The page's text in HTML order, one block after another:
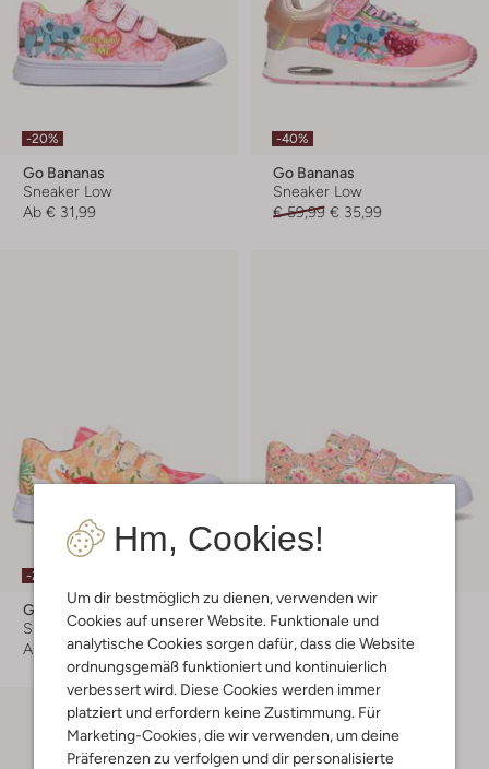
Hm, Cookies!
Um dir bestmöglich zu dienen, verwenden wir
Cookies auf unserer Website. Funktionale und
analytische Cookies sorgen dafür, dass die Website
ordnungsgemäß funktioniert und kontinuierlich
verbessert wird. Diese Cookies werden immer
platziert und erfordern keine Zustimmung. Für
Marketing-Cookies, die wir verwenden, um deine
Präferenzen zu verfolgen und dir personalisierte
-20%
Go Bananas
Sneaker Low
Ab € 31,99
-40%
Go Bananas
Sneaker Low
€ 59,99 € 35,99
-20%
Go Bananas
Sneaker Low
Ab
€ 31,99
Go Bananas
Sneaker Low
Ab € 23,99